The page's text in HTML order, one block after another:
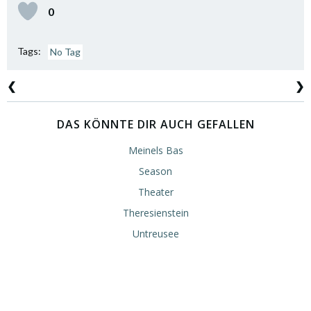
0
Tags: No Tag
Post
navigation
❮
navigation
❯
DAS KÖNNTE DIR AUCH GEFALLEN
Meinels Bas
Season
Theater
Theresienstein
Untreusee